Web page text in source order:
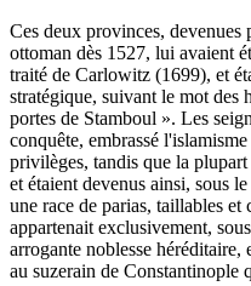
Ces deux provinces, devenues
ottoman dès 1527, lui avaient
traité de Carlowitz (1699), et
stratégique, suivant le mot des
portes de Stamboul ». Les
conquête, embrassé
privilèges, tandis que la plupart
et étaient devenus ainsi, sous
une race de parias, taillables
appartenait exclusivement,
arrogante noblesse
au suzerain de Constantinople